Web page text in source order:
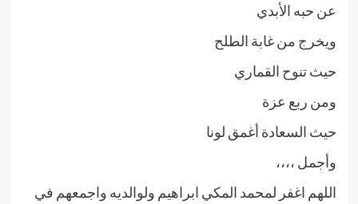
عن حبه الأبدي
ويخرج من غابة الطلح
حيث تنوح القماري
ومن ربع عزة
حيث السعادة أغمق لونا
وأجمل ،،،،
اللهم اغفر لمحمد المكي ابراهيم ولوالديه واجمعهم في